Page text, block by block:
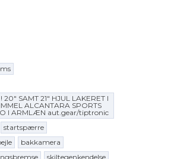
SAMT 21" HJUL LAKERET I
ALCANTARA SPORTS
I ARMLÆN aut.gear/tiptronic
startspærre
bakkamera
skiltegenkendelse